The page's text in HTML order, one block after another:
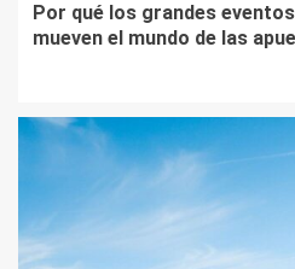
Por qué los grandes
mueven el mundo de las